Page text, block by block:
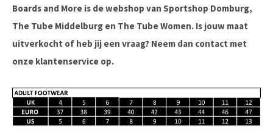
Boards and More is de webshop van Sportshop Domburg,
The Tube Middelburg en The Tube Women. Is jouw maat
uitverkocht of heb jij een vraag? Neem dan contact met
onze klantenservice op.